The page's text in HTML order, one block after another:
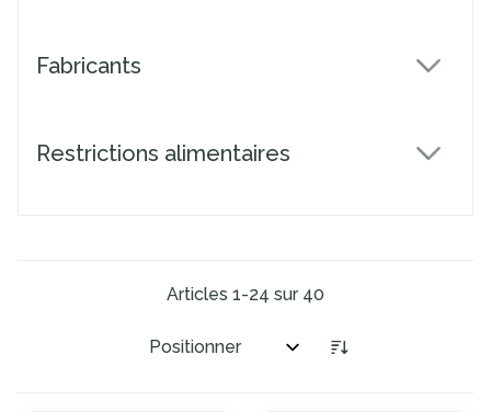
Fabricants
Restrictions alimentaires
Articles 1-24 sur 40
Trier par: